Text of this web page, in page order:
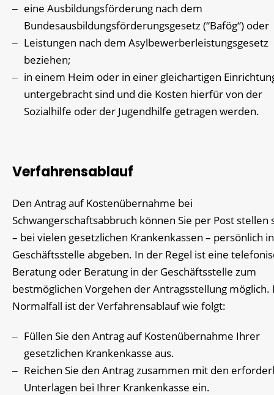
eine Ausbildungsförderung nach dem
Bundesausbildungsförderungsgesetz (“Bafög“) oder
Leistungen nach dem Asylbewerberleistungsgesetz
beziehen;
in einem Heim oder in einer gleichartigen
untergebracht sind und die Kosten hierfür von der
Sozialhilfe oder der Jugendhilfe getragen werden.
Verfahrensablauf
Den Antrag auf Kostenübernahme bei
Schwangerschaftsabbruch können Sie per Post stellen
– bei vielen gesetzlichen Krankenkassen – persönlich
Geschäftsstelle abgeben. In der Regel ist eine
Beratung oder Beratung in der Geschäftsstelle zum
bestmöglichen Vorgehen der Antragsstellung möglich.
Normalfall ist der Verfahrensablauf wie folgt:
Füllen Sie den Antrag auf Kostenübernahme Ihrer
gesetzlichen Krankenkasse aus.
Reichen Sie den Antrag zusammen mit den
Unterlagen bei Ihrer Krankenkasse ein.